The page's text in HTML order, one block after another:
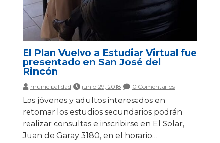
El Plan Vuelvo a Estudiar Virtual fue
presentado en San José del
Rincón
municipalidad junio 29, 2018 0 Comentarios
Los jóvenes y adultos interesados en
retomar los estudios secundarios podrán
realizar consultas e inscribirse en El Solar,
Juan de Garay 3180, en el horario…